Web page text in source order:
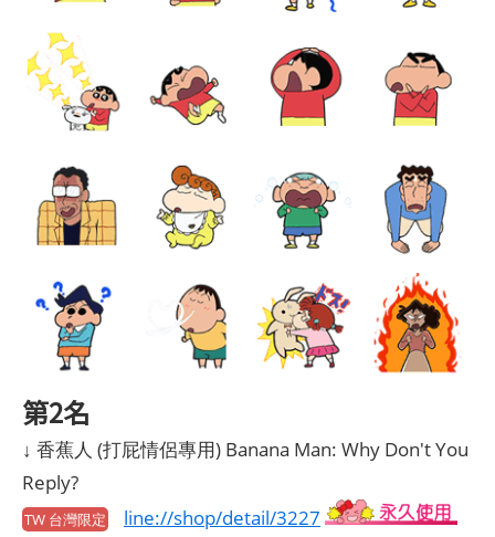
第2名
↓ 香蕉人 (打屁情侶專用) Banana Man: Why Don't You
Reply?
TW 台灣限定 line://shop/detail/3227